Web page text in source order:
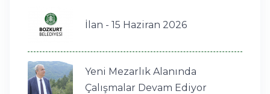
İlan - 15 Haziran 2026
Yeni Mezarlık Alanında
Çalışmalar Devam Ediyor